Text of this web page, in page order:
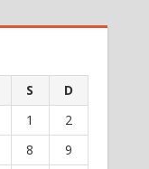
S D
1
2
8
9